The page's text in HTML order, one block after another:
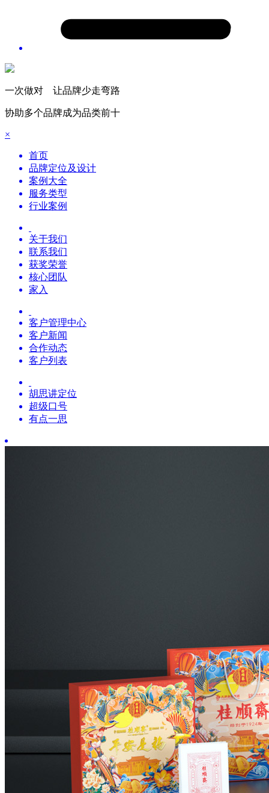
一次做对 让品牌少走弯路
协助多个品牌成为品类前十
×
首页
品牌定位及设计
案例大全
服务类型
行业案例
关于我们
联系我们
获奖荣誉
核心团队
家入
客户管理中心
客户新闻
合作动态
客户列表
胡思讲定位
超级口号
有点一思